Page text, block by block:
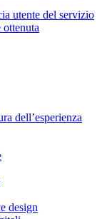
utente del servizio
dell’esperienza
design